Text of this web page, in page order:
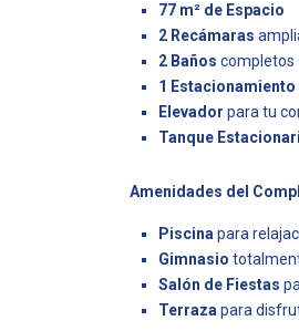
77 m² de Espacio
2 Recámaras
2 Baños completos
1 Estacionamiento
Elevador para tu
Tanque
Amenidades del
Piscina para
Gimnasio
Salón de Fiestas
Terraza para